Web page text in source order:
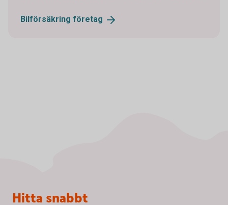
Bilförsäkring företag
Sidfot
Hitta snabbt